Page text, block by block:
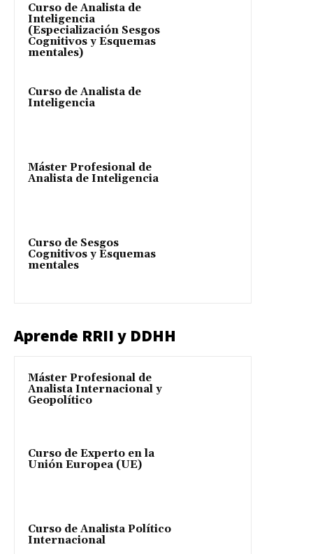
Curso de Analista de
Inteligencia
(Especialización Sesgos
Cognitivos y Esquemas
mentales)
Curso de Analista de
Inteligencia
Máster Profesional de
Analista de Inteligencia
Curso de Sesgos
Cognitivos y Esquemas
mentales
Aprende RRII y DDHH
Máster Profesional de
Analista Internacional y
Geopolítico
Curso de Experto en la
Unión Europea (UE)
Curso de Analista Político
Internacional